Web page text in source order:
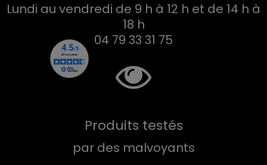
Lundi au vendredi de 9 h à 12 h et de 14 h à
18 h
04 79 33 31 75
Produits testés
par des malvoyants